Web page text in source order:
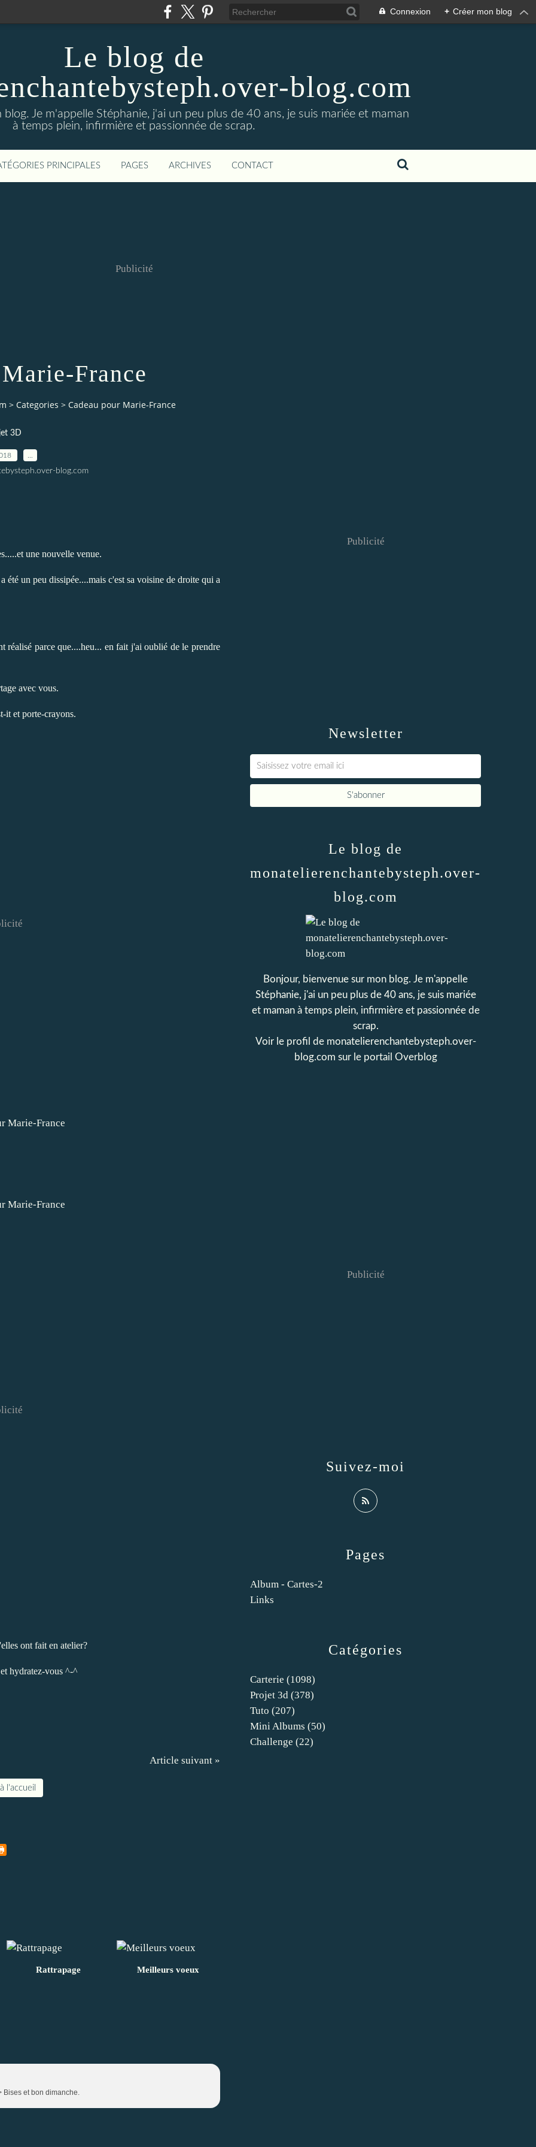
Connexion + Créer mon blog
Le blog de
blog.com
Je m'appelle Stéphanie, j'ai un peu plus de 40 ans, je suis mariée et maman
à temps plein, infirmière et passionnée de scrap.
PRINCIPALES PAGES ARCHIVES CONTACT
Publicité
France
> Categories > Cadeau pour Marie-France
3D
blog.com
une nouvelle venue.
été un peu dissipée....mais c'est sa voisine de droite qui a
réalisé parce que....heu... en fait j'ai oublié de le prendre
avec vous.
it et porte-crayons.
ont fait en atelier?
hydratez-vous ^-^
Article suivant »
l'accueil
Rattrapage Meilleurs voeux
et bon dimanche.
Newsletter
Publicité
Catégories
Carterie (1098)
Projet 3d (378)
Tuto (207)
Mini Albums (50)
Challenge (22)
Pages
Album - Cartes-2
Links
Le blog de
monatelierenchantebysteph.over-
blog.com
Bonjour, bienvenue sur mon blog. Je m'appelle
Stéphanie, j'ai un peu plus de 40 ans, je suis mariée
et maman à temps plein, infirmière et passionnée de
scrap.
Voir le profil de monatelierenchantebysteph.over-
blog.com sur le portail Overblog
Suivez-moi
Publicité